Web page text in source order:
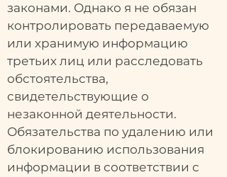
законами. Однако я не обязан
контролировать передаваемую
или хранимую информацию
третьих лиц или расследовать
обстоятельства,
свидетельствующие о
незаконной деятельности.
Обязательства по удалению или
блокированию использования
информации в соответствии с